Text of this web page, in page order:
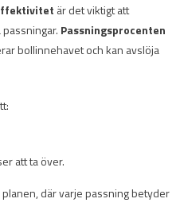
är det viktigt att
Passningsprocenten
bollinnehavet och kan avslöja
att ta över.
där varje passning betyder